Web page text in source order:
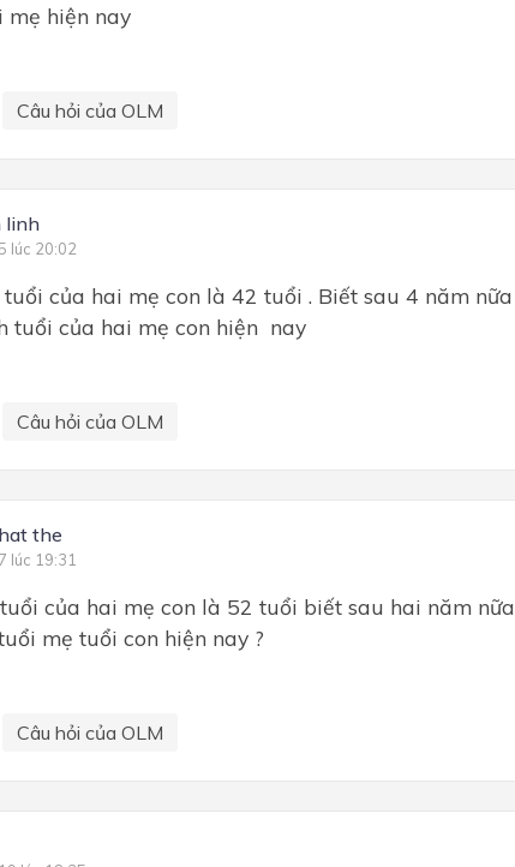
mẹ hiện nay
Câu hỏi của OLM
linh
lúc 20:02
tuổi của hai mẹ con là 42 tuổi . Biết sau 4 năm
tuổi của hai mẹ con hiện nay
Câu hỏi của OLM
the
lúc 19:31
của hai mẹ con là 52 tuổi biết sau hai năm
mẹ tuổi con hiện nay ?
Câu hỏi của OLM